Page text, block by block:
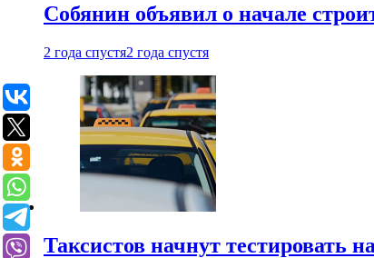
Собянин объявил о начале
2 года спустя2 года спустя
Таксистов начнут тестировать